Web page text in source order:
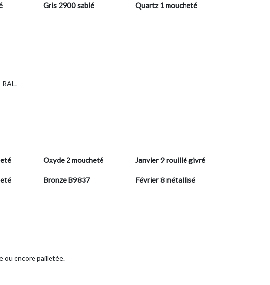
Gris 2900 sablé Quartz 1 moucheté
Oxyde 2 moucheté Janvier 9 rouillé givré
Bronze B9837
Février 8 métallisé
ou encore pailletée.